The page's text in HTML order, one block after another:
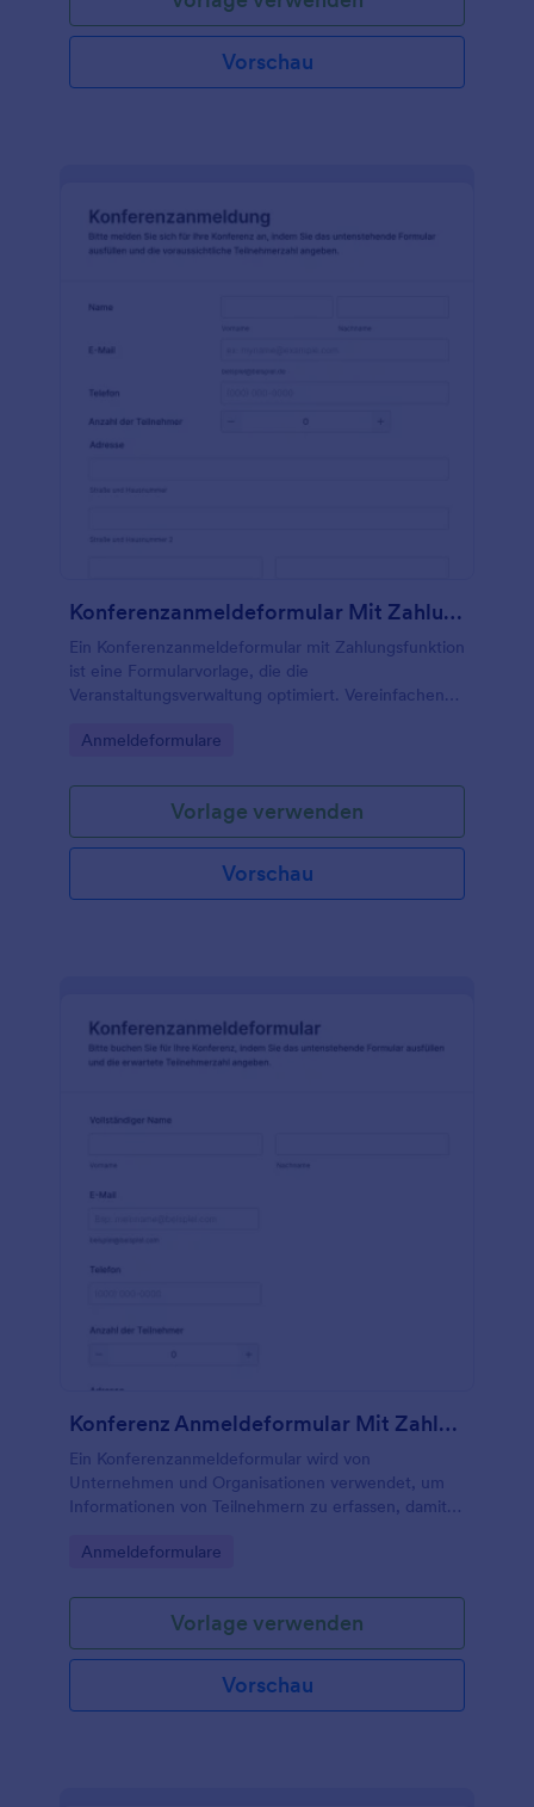
Grundlage verwenden. Fügen Sie Ihr Logo hinzu,
bereichern Sie das Formular mit Bildern, Farben und
Schriftarten; fügen Sie Ihr Formular entweder auf
Vorschau
Konferenzanmeldeformular Mit Zahlung
Ein Konferenzanmeldeformular mit Zahlungsfunktion
ist eine Formularvorlage, die die
Veranstaltungsverwaltung optimiert. Vereinfachen
von Teilnehmern und die Datenerfassung.
Go to Category:
Anmeldeformulare
Vorlage verwenden
Vorschau
Konferenz Anmeldeformular Mit Zahlung PayPal Standard
Ein Konferenzanmeldeformular wird von
Unternehmen und Organisationen verwendet, um
Informationen von Teilnehmern zu erfassen, damit
Veranstaltungsanmeldung bezahlen können.
Go to Category:
Anmeldeformulare
Vorlage verwenden
Vorschau